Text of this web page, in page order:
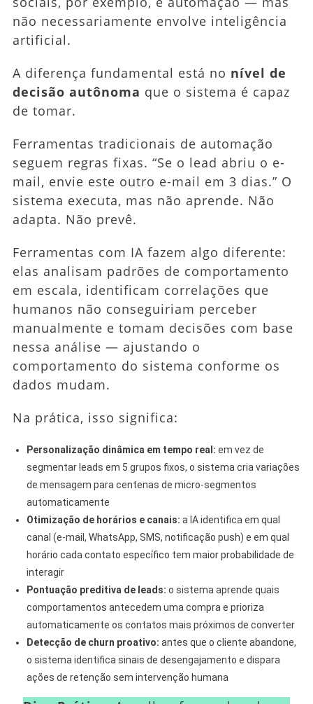
não necessariamente envolve inteligência
artificial.
A diferença fundamental está no nível de
decisão autônoma que o sistema é capaz
de tomar.
Ferramentas tradicionais de automação
seguem regras fixas. “Se o lead abriu o e-
mail, envie este outro e-mail em 3 dias.” O
sistema executa, mas não aprende. Não
adapta. Não prevê.
Ferramentas com IA fazem algo diferente:
elas analisam padrões de comportamento
em escala, identificam correlações que
humanos não conseguiriam perceber
manualmente e tomam decisões com base
nessa análise — ajustando o
comportamento do sistema conforme os
dados mudam.
Na prática, isso significa:
Personalização dinâmica em tempo real: em vez de
segmentar leads em 5 grupos fixos, o sistema cria variações
de mensagem para centenas de micro-segmentos
automaticamente
Otimização de horários e canais: a IA identifica em qual
canal (e-mail, WhatsApp, SMS, notificação push) e em qual
horário cada contato específico tem maior probabilidade de
interagir
Pontuação preditiva de leads: o sistema aprende quais
comportamentos antecedem uma compra e prioriza
automaticamente os contatos mais próximos de converter
Detecção de churn proativo: antes que o cliente abandone,
o sistema identifica sinais de desengajamento e dispara
ações de retenção sem intervenção humana